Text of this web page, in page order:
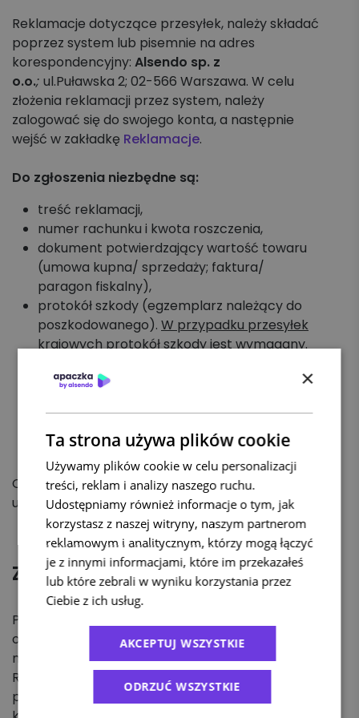
Reklamacje dotyczące przesyłek, należy składać
poprzez system lub pisemnie na adres
korespondencyjny: Alsendo sp. z
o.o.; ul.Puławska 2; 02-566 Warszawa. W celu
złożenia reklamacji przez system, należy
zalogować się do swojego konta, a następnie
wejść w zakładkę Reklamacje.
Do zgłoszenia niezbędne są:
treść reklamacji,
numer rachunku i kwota roszczenia,
dokument potwierdzający wartość towaru
(umowa kupna/ sprzedaży; faktura/
paragon fiskalny),
protokół szkody (egzemplarz należący do
poszkodowanego). W przypadku przesyłek
krajowych protokół szkody jest wymagany.
protokół szkody nie jest wymagany, jeśli nie
możliwości jego spisania.
Opcjonalnie można dołączyć zdjęcia
uszkodzonego towaru.
Zagubienie przesyłki
Przesyłkę uznaje się za zagubioną po 30 dniach
od planowanej daty doręczenia i braku
możliwości zlokalizowania przesyłki.
Reklamacje dotyczące przesyłek, należy składać
poprzez system lub pisemnie na adres
×
Ta strona używa plików cookie
Używamy plików cookie w celu personalizacji
treści, reklam i analizy naszego ruchu.
Udostępniamy również informacje o tym, jak
korzystasz z naszej witryny, naszym partnerom
reklamowym i analitycznym, którzy mogą łączyć
je z innymi informacjami, które im przekazałeś
lub które zebrali w wyniku korzystania przez
Ciebie z ich usług.
AKCEPTUJ WSZYSTKIE
ODRZUĆ WSZYSTKIE